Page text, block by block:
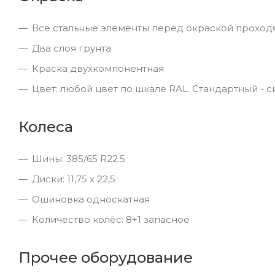
Все стальные элементы перед окраской
Два слоя грунта
Краска двухкомпонентная
Цвет: любой цвет по шкале RAL. Стандартный -
Колеса
Шины: 385/65 R22.5
Диски: 11,75 х 22,5
Ошиновка односкатная
Количество колёс: 8+1 запасное
Прочее оборудование